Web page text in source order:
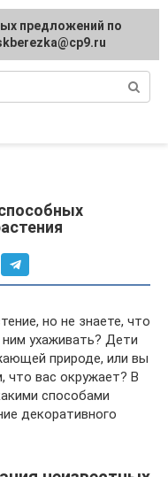
уход
но не знаете, что
ухаживать? Дети
природе, или вы
что вас окружает? В
способами
декоративного
предложений по